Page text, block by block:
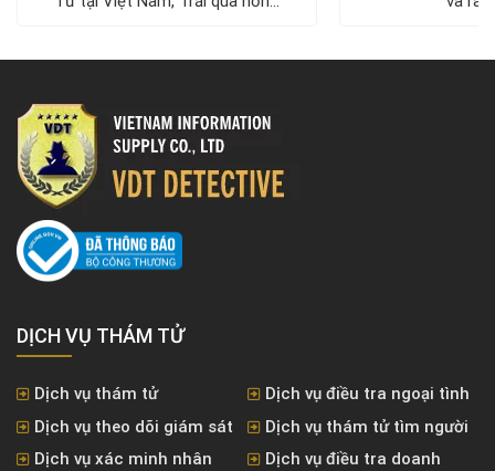
DỊCH VỤ THÁM TỬ
Dịch vụ thám tử
Dịch vụ điều tra ngoại tình
Dịch vụ theo dõi giám sát
Dịch vụ thám tử tìm người
Dịch vụ xác minh nhân
Dịch vụ điều tra doanh